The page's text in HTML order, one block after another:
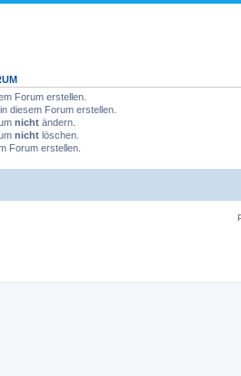
Forum erstellen.
diesem Forum erstellen.
nicht ändern.
nicht löschen.
Forum erstellen.